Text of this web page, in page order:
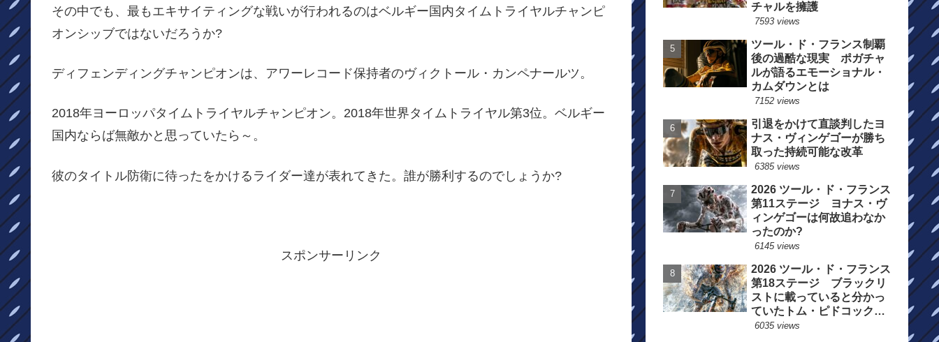
その中でも、最もエキサイティングな戦いが行われるのはベルギー国内タイムトライヤルチャンピ
オンシッブではないだろうか?
ディフェンディングチャンピオンは、アワーレコード保持者のヴィクトール・カンペナールツ。
2018年ヨーロッパタイムトライヤルチャンピオン。2018年世界タイムトライヤル第3位。ベルギー
国内ならば無敵かと思っていたら～。
彼のタイトル防衛に待ったをかけるライダー達が表れてきた。誰が勝利するのでしょうか?
スポンサーリンク
チャルを擁護
7593 views
ツール・ド・フランス制覇
後の過酷な現実 ポガチャ
ルが語るエモーショナル・
カムダウンとは
7152 views
引退をかけて直談判したヨ
ナス・ヴィンゲゴーが勝ち
取った持続可能な改革
6385 views
2026 ツール・ド・フランス
第11ステージ ヨナス・ヴ
ィンゲゴーは何故追わなか
ったのか?
6145 views
2026 ツール・ド・フランス
第18ステージ ブラックリ
ストに載っていると分かっ
ていたトム・ピドコックは
総合順位死守に
6035 views